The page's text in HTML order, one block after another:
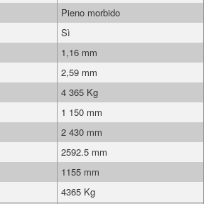
Pieno morbido
Sì
1,16 mm
2,59 mm
4 365 Kg
1 150 mm
2 430 mm
2592.5 mm
1155 mm
4365 Kg